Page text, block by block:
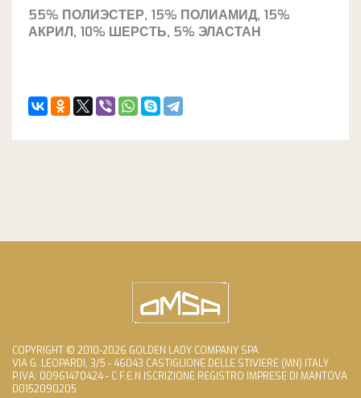
55% ПОЛИЭСТЕР, 15% ПОЛИАМИД, 15%
АКРИЛ, 10% ШЕРСТЬ, 5% ЭЛАСТАН
COPYRIGHT © 2010-2026 GOLDEN LADY COMPANY SPA
VIA G. LEOPARDI, 3/5 - 46043 CASTIGLIONE DELLE STIVIERE (MN) ITALY
P.IVA: 00961470424 - C.F.E.N ISCRIZIONE REGISTRO IMPRESE DI MANTOVA
00152090205